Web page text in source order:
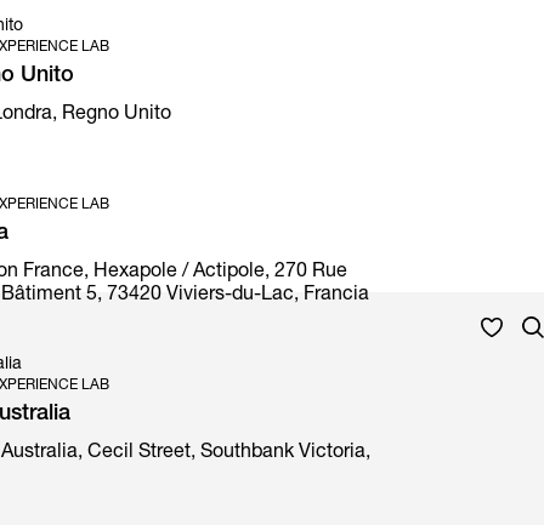
LAB
Unito
Regno Unito
LAB
France, Hexapole / Actipole, 270 Rue
5, 73420 Viviers-du-Lac, Francia
LAB
Cecil Street, Southbank Victoria,